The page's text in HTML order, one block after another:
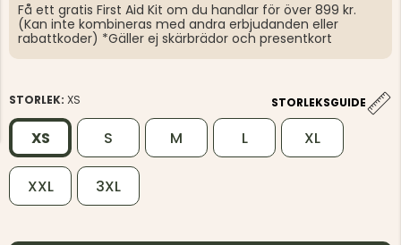
Få ett gratis First Aid Kit om du handlar för över 899 kr.
(Kan inte kombineras med andra erbjudanden eller
rabattkoder) *Gäller ej skärbrädor och presentkort
STORLEK: XS STORLEKSGUIDE
XS S M L XL
XXL 3XL